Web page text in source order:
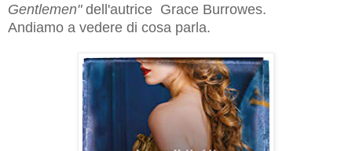
Gentlemen" dell'autrice Grace Burrowes.
Andiamo a vedere di cosa parla.